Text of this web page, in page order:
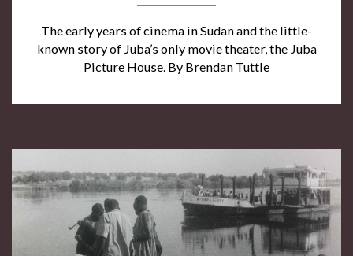
The early years of cinema in Sudan and the little-
known story of Juba’s only movie theater, the Juba
Picture House. By Brendan Tuttle